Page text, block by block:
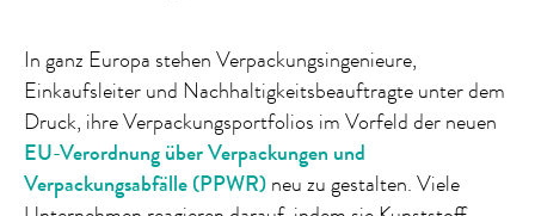
In ganz Europa stehen Verpackungsingenieure,
Einkaufsleiter und Nachhaltigkeitsbeauftragte unter dem
Druck, ihre Verpackungsportfolios im Vorfeld der neuen
EU-Verordnung über Verpackungen und
Verpackungsabfälle (PPWR)neu zu gestalten. Viele